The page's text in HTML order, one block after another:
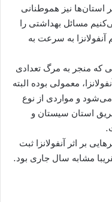
استان‌ها نیز هموطنانی
مسائل بهداشتی را
به سرعت به
که منجر به مرگ تعدادی
معمولی بوده البته
و مواردی از نوع
استان سیستان و
بر اثر آنفولانزا ثبت
مشابه سال جاری بود.